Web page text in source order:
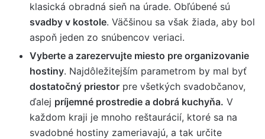
klasická obradná sieň na úrade. Obľúbené sú
svadby v kostole. Väčšinou sa však žiada, aby bol
aspoň jeden zo snúbencov veriaci.
Vyberte a zarezervujte miesto pre organizovanie
hostiny. Najdôležitejším parametrom by mal byť
dostatočný priestor pre všetkých svadobčanov,
ďalej príjemné prostredie a dobrá kuchyňa. V
každom kraji je mnoho reštaurácií, ktoré sa na
svadobné hostiny zameriavajú, a tak určite